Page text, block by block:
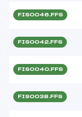
FIS0046.FFS
FIS0042.FFS
FIS0040.FFS
FIS0038.FFS